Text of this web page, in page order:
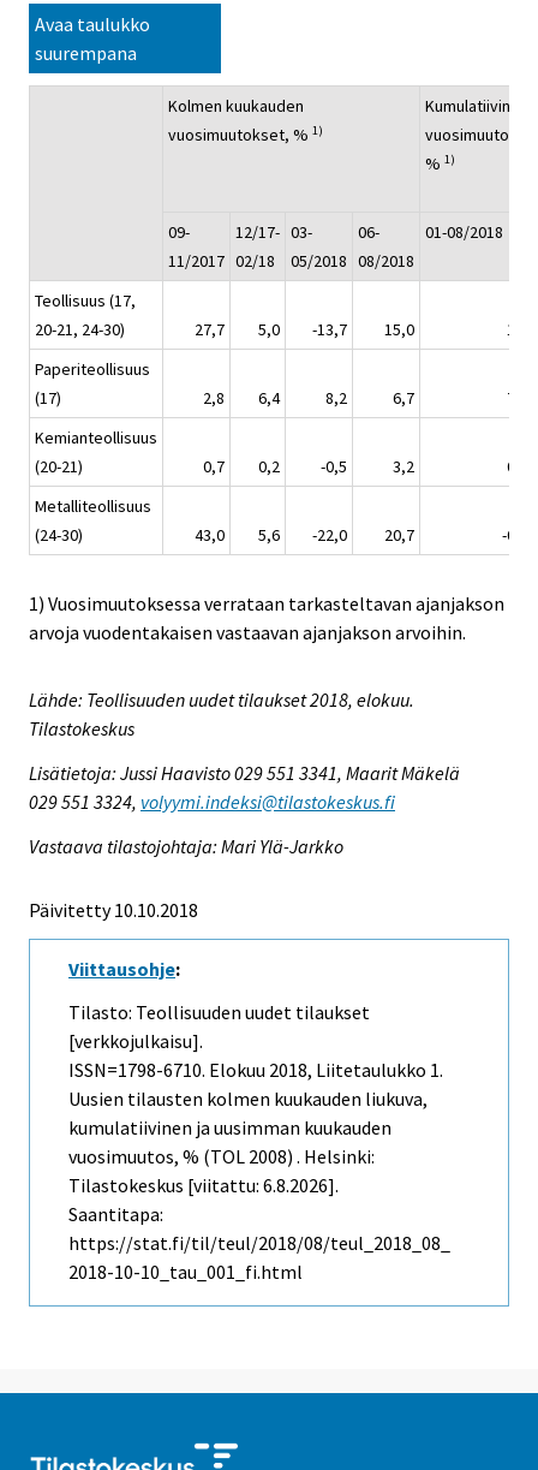
Avaa taulukko
suurempana
Kolmen kuukauden
vuosimuutokset, % 1)
Kumulatiivinen
vuosimuutos,
% 1)
09-
11/2017
12/17-
02/18
03-
05/2018
06-
08/2018
01-08/2018
Teollisuus (17,
20-21, 24-30)
27,7 5,0 -13,7 15,0
1,2
Paperiteollisuus
(17)
2,8 6,4 8,2 6,7
7,7
Kemianteollisuus
(20-21)
0,7 0,2 -0,5 3,2
0,9
Metalliteollisuus
(24-30)
43,0 5,6 -22,0 20,7 -0,9
1) Vuosimuutoksessa verrataan tarkasteltavan ajanjakson
arvoja vuodentakaisen vastaavan ajanjakson arvoihin.
Lähde: Teollisuuden uudet tilaukset 2018, elokuu.
Tilastokeskus
Lisätietoja: Jussi Haavisto 029 551 3341, Maarit Mäkelä
029 551 3324, volyymi.indeksi@tilastokeskus.fi
Vastaava tilastojohtaja: Mari Ylä-Jarkko
Päivitetty 10.10.2018
Viittausohje:
Tilasto: Teollisuuden uudet tilaukset
[verkkojulkaisu].
ISSN=1798-6710. Elokuu 2018, Liitetaulukko 1.
Uusien tilausten kolmen kuukauden liukuva,
kumulatiivinen ja uusimman kuukauden
vuosimuutos, % (TOL 2008) . Helsinki:
Tilastokeskus [viitattu: 6.8.2026].
Saantitapa:
https://stat.fi/til/teul/2018/08/teul_2018_08_
2018-10-10_tau_001_fi.html